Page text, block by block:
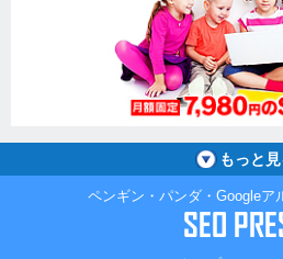
もっと
ペンギン・パンダ・Googleア